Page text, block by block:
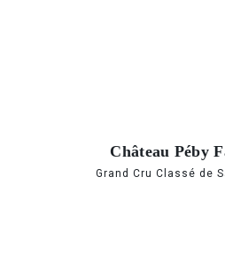
Château Péby
Grand Cru Classé de